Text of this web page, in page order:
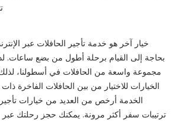
خيار آخر هو خدمة تأجير الحافلات عبر
مجموعة واسعة من الحافلات في أسطولنا،
الخدمة أرخص من العديد من خيارات تأجير
ترتيبات سفر أكثر مرونة. يمكنك حجز رحلتك عبر